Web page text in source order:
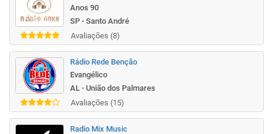
Anos 90
SP - Santo André
Avaliações (8)
Rádio Rede Benção
Evangélico
AL - União dos Palmares
Avaliações (15)
Radio Mix Music